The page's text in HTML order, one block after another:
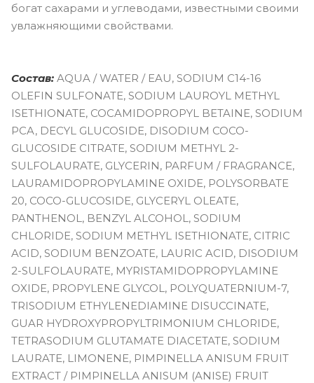
богат сахарами и углеводами, известными своими
увлажняющими свойствами.
Состав: AQUA / WATER / EAU, SODIUM C14-16
OLEFIN SULFONATE, SODIUM LAUROYL METHYL
ISETHIONATE, COCAMIDOPROPYL BETAINE, SODIUM
PCA, DECYL GLUCOSIDE, DISODIUM COCO-
GLUCOSIDE CITRATE, SODIUM METHYL 2-
SULFOLAURATE, GLYCERIN, PARFUM / FRAGRANCE,
LAURAMIDOPROPYLAMINE OXIDE, POLYSORBATE
20, COCO-GLUCOSIDE, GLYCERYL OLEATE,
PANTHENOL, BENZYL ALCOHOL, SODIUM
CHLORIDE, SODIUM METHYL ISETHIONATE, CITRIC
ACID, SODIUM BENZOATE, LAURIC ACID, DISODIUM
2-SULFOLAURATE, MYRISTAMIDOPROPYLAMINE
OXIDE, PROPYLENE GLYCOL, POLYQUATERNIUM-7,
TRISODIUM ETHYLENEDIAMINE DISUCCINATE,
GUAR HYDROXYPROPYLTRIMONIUM CHLORIDE,
TETRASODIUM GLUTAMATE DIACETATE, SODIUM
LAURATE, LIMONENE, PIMPINELLA ANISUM FRUIT
EXTRACT / PIMPINELLA ANISUM (ANISE) FRUIT